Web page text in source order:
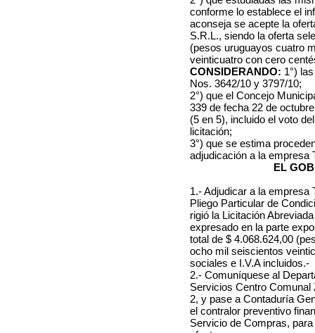
conforme lo establece el
aconseja se acepte la
S.R.L., siendo la oferta
(pesos uruguayos cuatro
veinticuatro con cero
CONSIDERANDO: 1°)
Nos. 3642/10 y 3797/10;
2°) que el Concejo
339 de fecha 22 de
(5 en 5), incluido el voto
licitación;
3°) que se estima
adjudicación a la empresa
EL
1.- Adjudicar a la empresa
Pliego Particular de
rigió la Licitación
expresado en la parte
total de $ 4.068.624,00
ocho mil seiscientos
sociales e I.V.A incluidos.-
2.- Comuníquese al
Servicios Centro Comunal
2, y pase a Contaduría
el contralor preventivo
Servicio de Compras,